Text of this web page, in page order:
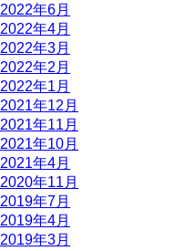
2022年6月
2022年4月
2022年3月
2022年2月
2022年1月
2021年12月
2021年11月
2021年10月
2021年4月
2020年11月
2019年7月
2019年4月
2019年3月